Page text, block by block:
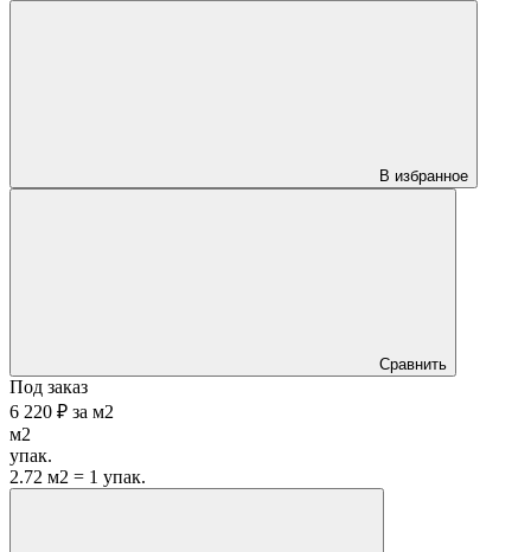
В избранное
Сравнить
Под заказ
6 220 ₽ за м2
м2
упак.
2.72 м2 = 1 упак.